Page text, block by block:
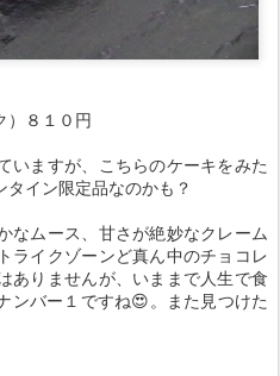
）８１０円
いますが、こちらのケーキをみた
イン限定品なのかも？
なムース、甘さが絶妙なクレーム
ライクゾーンど真ん中のチョコレ
ありませんが、いままで人生で食
ンバー１ですね😍。また見つけた